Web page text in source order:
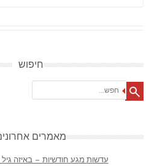
חיפוש
מאמרים
עדשות מגע חודשיות – באיזה